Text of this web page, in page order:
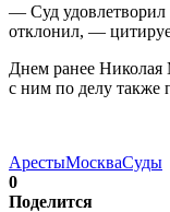
— Суд удовлетворил
отклонил, —
Днем ранее Николая
с ним по делу также
АрестыМоскваСуды
0
Поделится